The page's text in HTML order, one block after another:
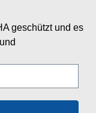
geschützt und es
und